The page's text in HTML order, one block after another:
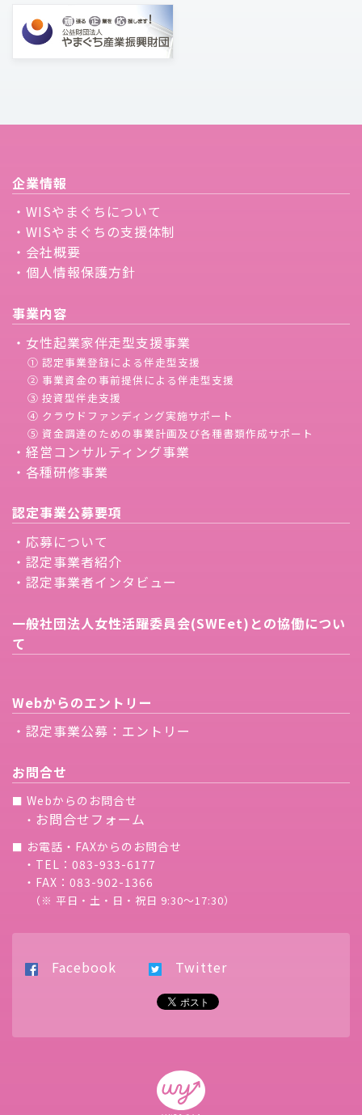
企業情報
・WISやまぐちについて
・WISやまぐちの支援体制
・会社概要
・個人情報保護方針
事業内容
・女性起業家伴走型支援事業
① 認定事業登録による伴走型支援
② 事業資金の事前提供による伴走型支援
③ 投資型伴走支援
④ クラウドファンディング実施サポート
⑤ 資金調達のための事業計画及び各種書類作成サポート
・経営コンサルティング事業
・各種研修事業
認定事業公募要項
・応募について
・認定事業者紹介
・認定事業者インタビュー
一般社団法人女性活躍委員会(SWEet)との協働につい
て
Webからのエントリー
・認定事業公募：エントリー
お問合せ
■ Webからのお問合せ
・ お問合せフォーム
■ お電話・FAXからのお問合せ
・TEL：083-933-6177
・FAX：083-902-1366
（※ 平日・土・日・祝日 9:30〜17:30）
Facebook Twitter